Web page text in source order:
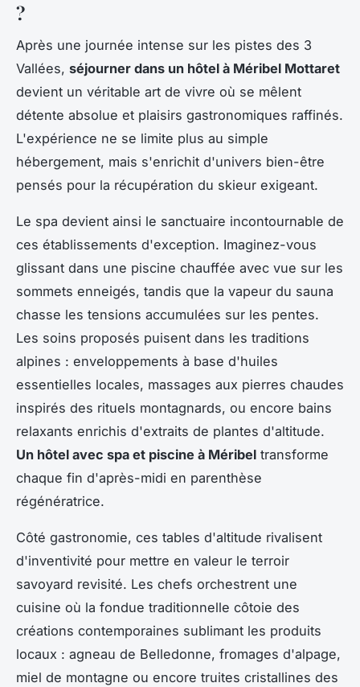
?
Après une journée intense sur les pistes des 3
Vallées, séjourner dans un hôtel à Méribel Mottaret
devient un véritable art de vivre où se mêlent
détente absolue et plaisirs gastronomiques raffinés.
L'expérience ne se limite plus au simple
hébergement, mais s'enrichit d'univers bien-être
pensés pour la récupération du skieur exigeant.
Le spa devient ainsi le sanctuaire incontournable de
ces établissements d'exception. Imaginez-vous
glissant dans une piscine chauffée avec vue sur les
sommets enneigés, tandis que la vapeur du sauna
chasse les tensions accumulées sur les pentes.
Les soins proposés puisent dans les traditions
alpines : enveloppements à base d'huiles
essentielles locales, massages aux pierres chaudes
inspirés des rituels montagnards, ou encore bains
relaxants enrichis d'extraits de plantes d'altitude.
Un hôtel avec spa et piscine à Méribel transforme
chaque fin d'après-midi en parenthèse
régénératrice.
Côté gastronomie, ces tables d'altitude rivalisent
d'inventivité pour mettre en valeur le terroir
savoyard revisité. Les chefs orchestrent une
cuisine où la fondue traditionnelle côtoie des
créations contemporaines sublimant les produits
locaux : agneau de Belledonne, fromages d'alpage,
miel de montagne ou encore truites cristallines des